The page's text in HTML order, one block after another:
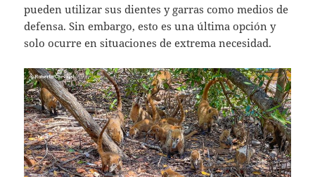
pueden utilizar sus dientes y garras como medios de
defensa. Sin embargo, esto es una última opción y
solo ocurre en situaciones de extrema necesidad.